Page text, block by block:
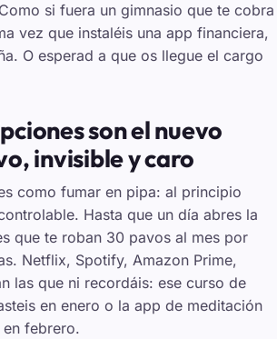
si fuera un gimnasio que te cobra
vez que instaléis una app financiera,
O esperad a que os llegue el cargo
son el nuevo
invisible y caro
como fumar en pipa: al principio
Hasta que un día abres la
que te roban 30 pavos al mes por
Netflix, Spotify, Amazon Prime,
las que ni recordáis: ese curso de
en enero o la app de meditación
febrero.